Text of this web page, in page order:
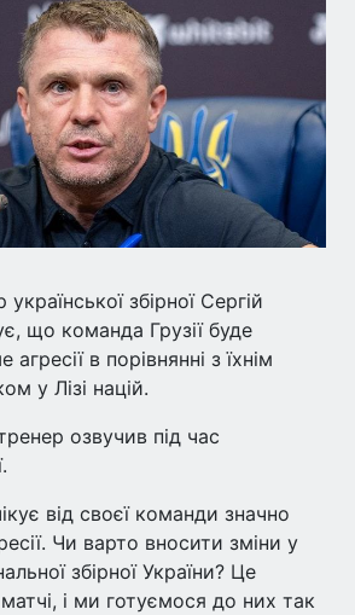
збірної Сергій
що команда Грузії буде
в порівнянні з їхнім
у Лізі націй.
озвучив під час
від своєї команди значно
Чи варто вносити зміни у
збірної України? Це
і ми готуємося до них так